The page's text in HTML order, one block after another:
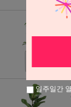
일주일간